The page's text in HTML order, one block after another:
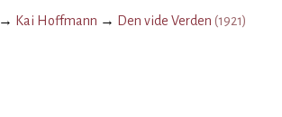
→ Kai Hoffmann → Den vide Verden (1921)